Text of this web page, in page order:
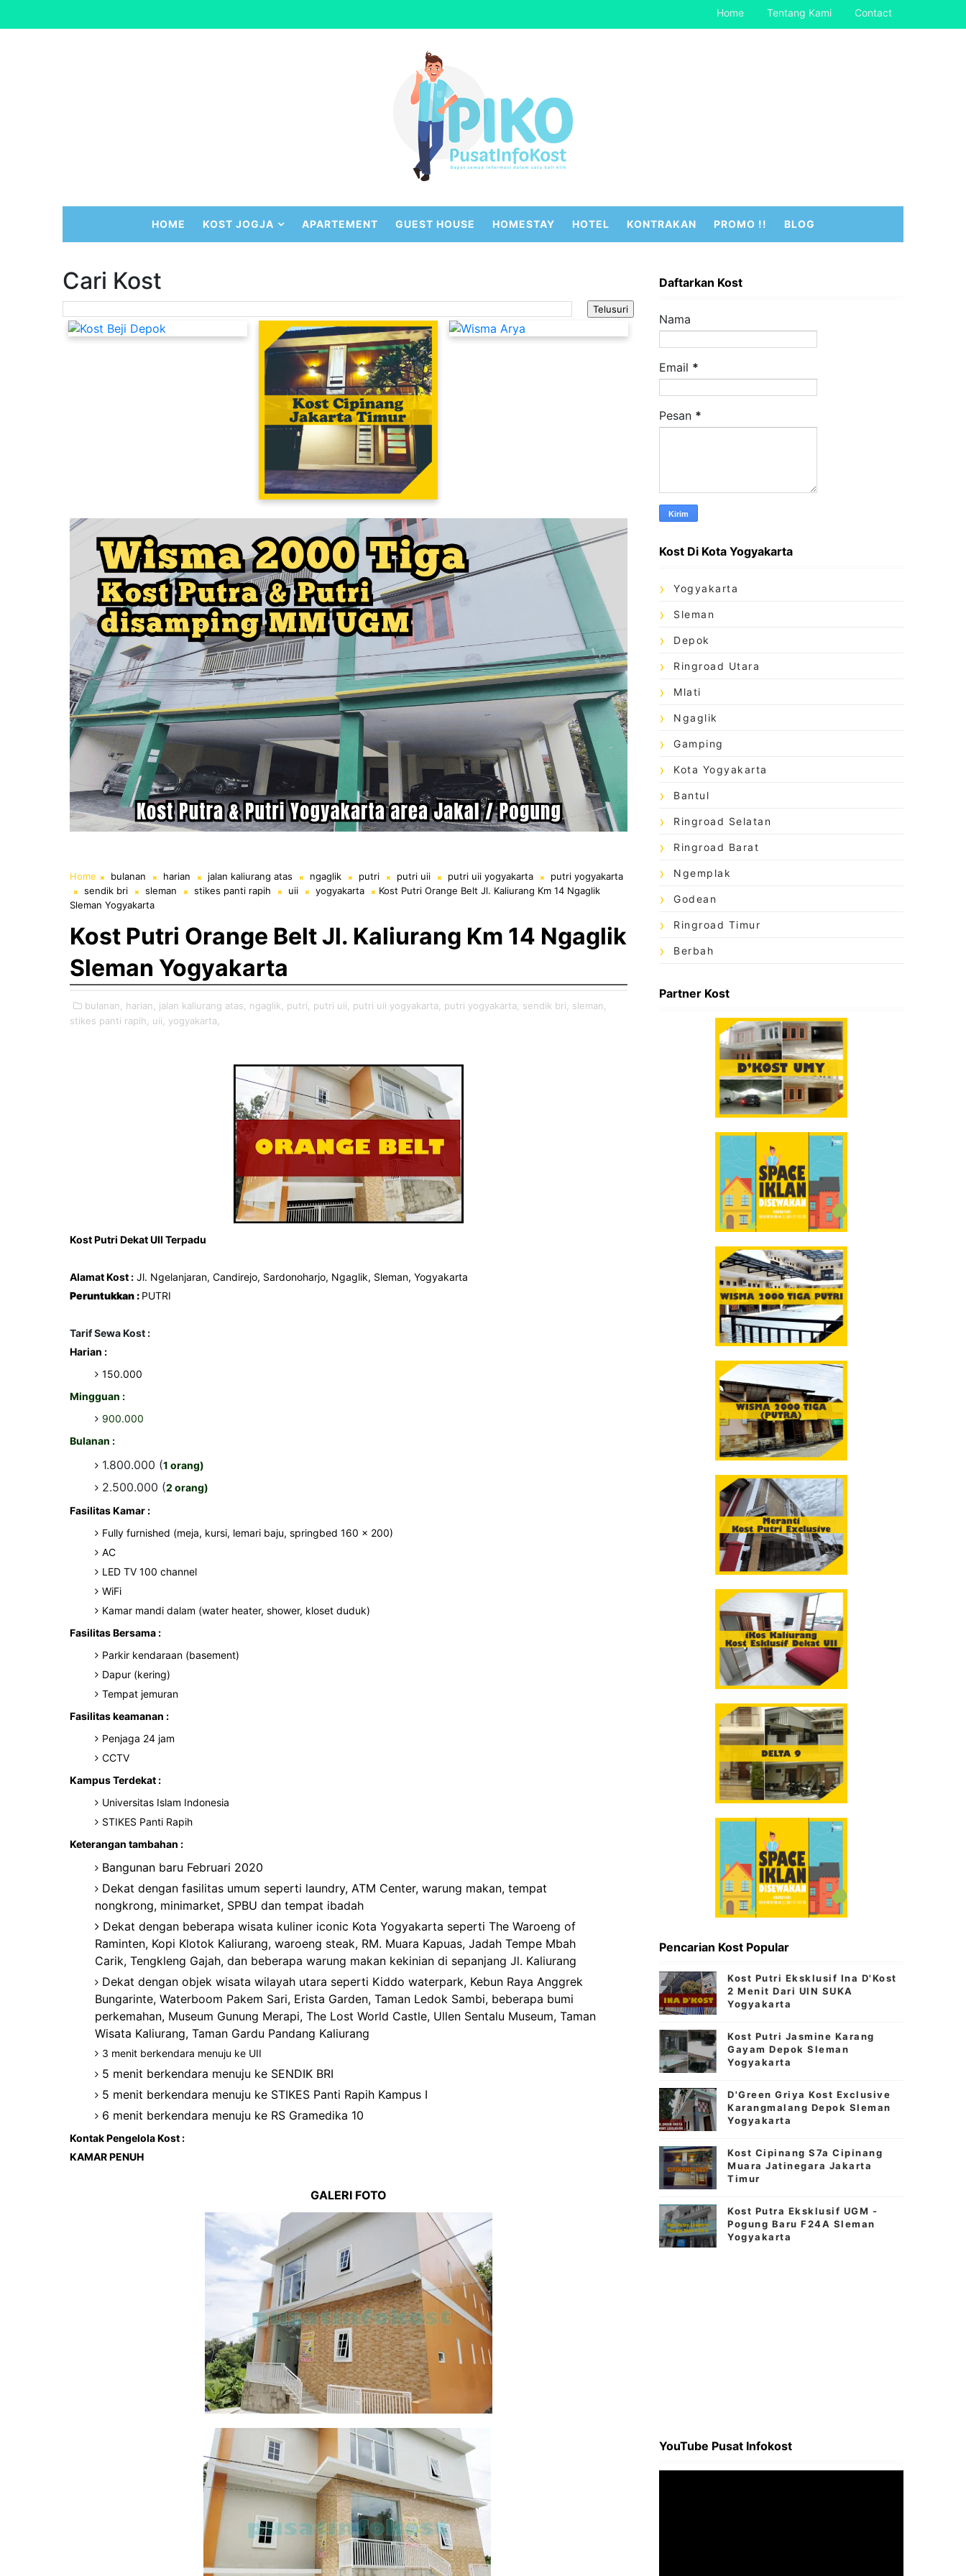
Home Tentang Kami Contact
HOME KOST JOGJA APARTEMENT GUEST HOUSE HOMESTAY HOTEL KONTRAKAN PROMO !! BLOG
Cari Kost
Kost Putri Dekat UI Depok
Kost Cipinang Jakarta Timur
Kost Putra Murah Dekat UI Depok
Home bulanan harian jalan kaliurang atas ngaglik putri putri uii putri uii yogyakarta
putri yogyakarta
sendik bri
sleman stikes panti rapih uii yogyakarta
Kost Putri Orange Belt Jl. Kaliurang Km 14 Ngaglik
Sleman Yogyakarta
Kost Putri Orange Belt Jl. Kaliurang Km 14 Ngaglik
Sleman Yogyakarta
bulanan, harian, jalan kaliurang atas, ngaglik, putri, putri uii, putri uii yogyakarta, putri yogyakarta, sendik bri, sleman,
stikes panti rapih, uii, yogyakarta,
Kost Putri Dekat UII Terpadu
Alamat Kost : Jl. Ngelanjaran, Candirejo, Sardonoharjo, Ngaglik, Sleman, Yogyakarta
Peruntukkan : PUTRI
Tarif Sewa Kost :
Harian :
150.000
Mingguan :
900.000
Bulanan :
1.800.000 (1 orang)
2.500.000 (2 orang)
Fasilitas Kamar :
Fully furnished (meja, kursi, lemari baju, springbed 160 x 200)
AC
LED TV 100 channel
WiFi
Kamar mandi dalam (water heater, shower, kloset duduk)
Fasilitas Bersama :
Parkir kendaraan (basement)
Dapur (kering)
Tempat jemuran
Fasilitas keamanan :
Penjaga 24 jam
CCTV
Kampus Terdekat :
Universitas Islam Indonesia
STIKES Panti Rapih
Keterangan tambahan :
Bangunan baru Februari 2020
Dekat dengan fasilitas umum seperti laundry, ATM Center, warung makan, tempat
nongkrong, minimarket, SPBU dan tempat ibadah
Dekat dengan beberapa wisata kuliner iconic Kota Yogyakarta seperti The Waroeng of
Raminten, Kopi Klotok Kaliurang, waroeng steak, RM. Muara Kapuas, Jadah Tempe Mbah
Carik, Tengkleng Gajah, dan beberapa warung makan kekinian di sepanjang Jl. Kaliurang
Dekat dengan objek wisata wilayah utara seperti Kiddo waterpark, Kebun Raya Anggrek
Bungarinte, Waterboom Pakem Sari, Erista Garden, Taman Ledok Sambi, beberapa bumi
perkemahan, Museum Gunung Merapi, The Lost World Castle, Ullen Sentalu Museum, Taman
Wisata Kaliurang, Taman Gardu Pandang Kaliurang
3 menit berkendara menuju ke UII
5 menit berkendara menuju ke SENDIK BRI
5 menit berkendara menuju ke STIKES Panti Rapih Kampus I
6 menit berkendara menuju ke RS Gramedika 10
Kontak Pengelola Kost :
KAMAR PENUH
GALERI FOTO
Daftarkan Kost
Nama
Email *
Pesan *
Kost Di Kota Yogyakarta
Yogyakarta
Sleman
Depok
Ringroad Utara
Mlati
Ngaglik
Gamping
Kota Yogyakarta
Bantul
Ringroad Selatan
Ringroad Barat
Ngemplak
Godean
Ringroad Timur
Berbah
Partner Kost
Pencarian Kost Popular
Kost Putri Eksklusif Ina D'Kost
2 Menit Dari UIN SUKA
Yogyakarta
Kost Putri Jasmine Karang
Gayam Depok Sleman
Yogyakarta
D'Green Griya Kost Exclusive
Karangmalang Depok Sleman
Yogyakarta
Kost Cipinang S7a Cipinang
Muara Jatinegara Jakarta
Timur
Kost Putra Eksklusif UGM -
Pogung Baru F24A Sleman
Yogyakarta
YouTube Pusat Infokost